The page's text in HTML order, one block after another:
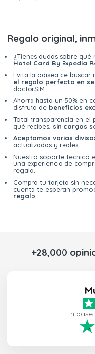
Regalo original,
¿Tienes dudas sobre qué
Hotel Card By Expedia
Evita la odisea de buscar
el regalo perfecto en
doctorSIM.
Ahorra hasta un 50% en
disfruta de beneficios
Total transparencia en el
qué recibes, sin cargos
Aceptamos varias
actualizadas y reales.
Nuestro soporte técnico
una experiencia de
regalo.
Compra tu tarjeta sin
cuenta te esperan
regalo
+28,000
En base